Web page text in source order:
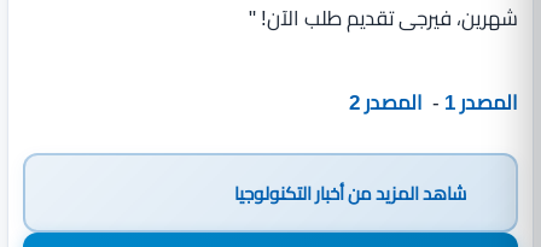
شهرين، فيرجى تقديم طلب الآن! "
المصدر 1 - المصدر 2
شاهد المزيد منأخبار التكنولوجيا